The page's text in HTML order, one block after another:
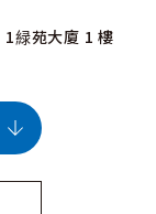
緑苑大廈 1 樓